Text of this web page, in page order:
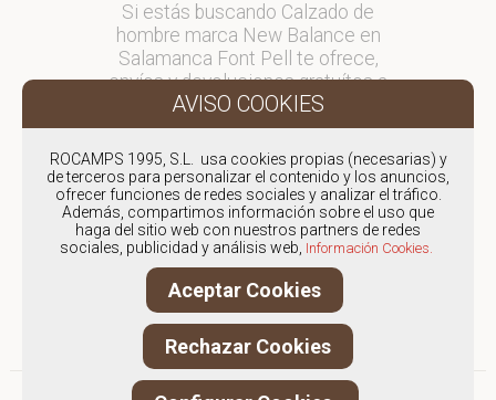
Si estás buscando Calzado de
hombre marca New Balance en
Salamanca Font Pell te ofrece,
envíos y devoluciones gratuítos a
Península y Baleares, para otros
destinos consultar
en comercial@fontpell.com.
Los envíos a Salamanca
gestionados entre semana se
entregarán en menos de 48 horas;
los pedidos realizados en fin de
semana, el producto se enviará a
partir del lunes.
ROCAMPS 1995, S.L. usa cookies propias (necesarias) y
de terceros para personalizar el contenido y los anuncios,
ofrecer funciones de redes sociales y analizar el tráfico.
Además, compartimos información sobre el uso que
haga del sitio web con nuestros partners de redes
sociales, publicidad y análisis web, Información Cookies.
Aceptar Cookies
Rechazar Cookies